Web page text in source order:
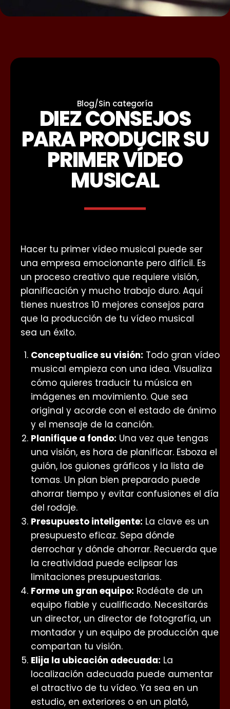
Blog/Sin categoría
DIEZ CONSEJOS
PARA PRODUCIR SU
PRIMER VÍDEO
MUSICAL
Hacer tu primer vídeo musical puede ser
una empresa emocionante pero difícil. Es
un proceso creativo que requiere visión,
planificación y mucho trabajo duro. Aquí
tienes nuestros 10 mejores consejos para
que la producción de tu vídeo musical
sea un éxito.
Conceptualice su visión: Todo gran vídeo
musical empieza con una idea. Visualiza
cómo quieres traducir tu música en
imágenes en movimiento. Que sea
original y acorde con el estado de ánimo
y el mensaje de la canción.
Planifique a fondo: Una vez que tengas
una visión, es hora de planificar. Esboza el
guión, los guiones gráficos y la lista de
tomas. Un plan bien preparado puede
ahorrar tiempo y evitar confusiones el día
del rodaje.
Presupuesto inteligente: La clave es un
presupuesto eficaz. Sepa dónde
derrochar y dónde ahorrar. Recuerda que
la creatividad puede eclipsar las
limitaciones presupuestarias.
Forme un gran equipo: Rodéate de un
equipo fiable y cualificado. Necesitarás
un director, un director de fotografía, un
montador y un equipo de producción que
compartan tu visión.
Elija la ubicación adecuada: La
localización adecuada puede aumentar
el atractivo de tu vídeo. Ya sea en un
estudio, en exteriores o en un plató,